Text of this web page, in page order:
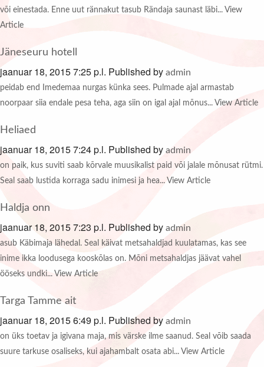
või einestada. Enne uut rännakut tasub Rändaja saunast läbi... View
Article
Jäneseuru hotell
jaanuar 18, 2015 7:25 p.l. Published by admin
peidab end Imedemaa nurgas künka sees. Pulmade ajal armastab
noorpaar siia endale pesa teha, aga siin on igal ajal mõnus... View Article
Heliaed
jaanuar 18, 2015 7:24 p.l. Published by admin
on paik, kus suviti saab kõrvale muusikalist paid või jalale mõnusat rütmi.
Seal saab lustida korraga sadu inimesi ja hea... View Article
Haldja onn
jaanuar 18, 2015 7:23 p.l. Published by admin
asub Käbimaja lähedal. Seal käivat metsahaldjad kuulatamas, kas see
inime ikka loodusega kooskõlas on. Mõni metsahaldjas jäävat vahel
ööseks undki... View Article
Targa Tamme ait
jaanuar 18, 2015 6:49 p.l. Published by admin
on üks toetav ja igivana maja, mis värske ilme saanud. Seal võib saada
suure tarkuse osaliseks, kui ajahambalt osata abi... View Article